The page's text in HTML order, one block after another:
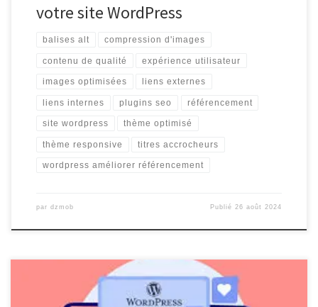
votre site WordPress
balises alt compression d'images
contenu de qualité expérience utilisateur
images optimisées liens externes
liens internes plugins seo référencement
site wordpress thème optimisé
thème responsive titres accrocheurs
wordpress améliorer référencement
par dzmob Publié26 août 2024